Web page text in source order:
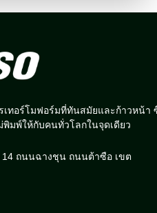
เทอร์โมฟอร์มที่ทันสมัยและก้าวหน้า
พิมพ์ให้กับคนทั่วโลกในจุดเดียว
14 ถนนฉางชุน ถนนต้าซือ เขต